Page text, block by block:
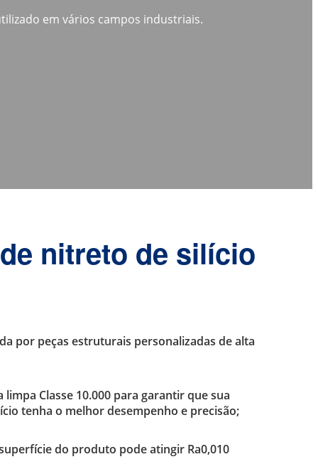
em vários campos industriais.
nitreto de silício
por peças estruturais personalizadas de alta
Classe 10.000 para garantir que sua
tenha o melhor desempenho e precisão;
do produto pode atingir Ra0,010